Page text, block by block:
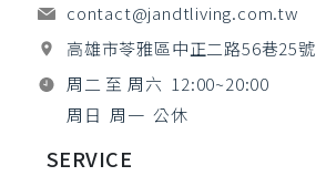
contact@jandtliving.com.tw
高雄市苓雅區中正二路56巷25號
周二 至 周六 12:00~20:00
周日 周一 公休
SERVICE